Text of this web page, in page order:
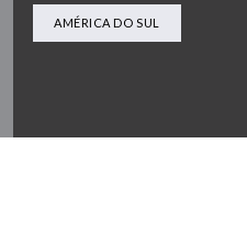
AMÉRICA DO SUL